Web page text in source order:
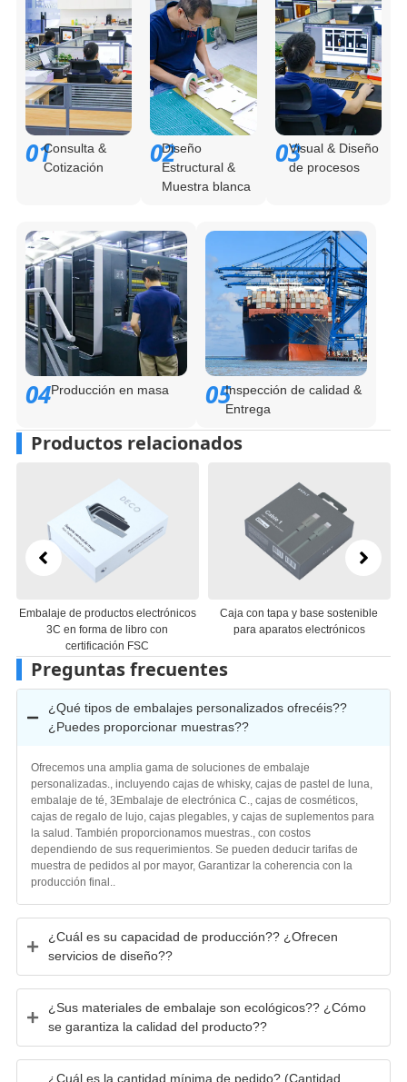
01Consulta &
Cotización
02Diseño
Estructural &
Muestra blanca
03Visual & Diseño
de procesos
04Producción en masa 05Inspección de calidad &
Entrega
Productos relacionados
electrónicos
libro con
Caja con tapa y base sostenible
para aparatos electrónicos
Diseño con bisagras
embalaje de productos
Preguntas frecuentes
¿Qué tipos de embalajes personalizados ofrecéis??
¿Puedes proporcionar muestras??
Ofrecemos una amplia gama de soluciones de embalaje
personalizadas., incluyendo cajas de whisky, cajas de pastel de luna,
embalaje de té, 3Embalaje de electrónica C., cajas de cosméticos,
cajas de regalo de lujo, cajas plegables, y cajas de suplementos para
la salud. También proporcionamos muestras., con costos
dependiendo de sus requerimientos. Se pueden deducir tarifas de
muestra de pedidos al por mayor, Garantizar la coherencia con la
producción final..
¿Cuál es su capacidad de producción?? ¿Ofrecen
servicios de diseño??
¿Sus materiales de embalaje son ecológicos?? ¿Cómo
se garantiza la calidad del producto??
¿Cuál es la cantidad mínima de pedido? (Cantidad